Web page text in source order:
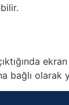
bağlı olarak